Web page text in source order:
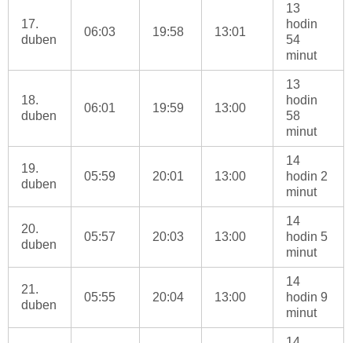
17.
duben
06:03 19:58 13:01
13
hodin
54
minut
18.
duben
06:01 19:59 13:00
13
hodin
58
minut
19.
duben
05:59 20:01 13:00
14
hodin 2
minut
20.
duben
05:57 20:03 13:00
14
hodin 5
minut
21.
duben
05:55 20:04 13:00
14
hodin 9
minut